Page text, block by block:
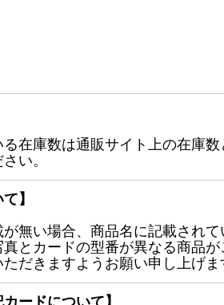
在庫数は通販サイト上の在庫
い。
】
無い場合、商品名に記載され
とカードの型番が異なる商品
だきますようお願い申し上げま
ードについて】